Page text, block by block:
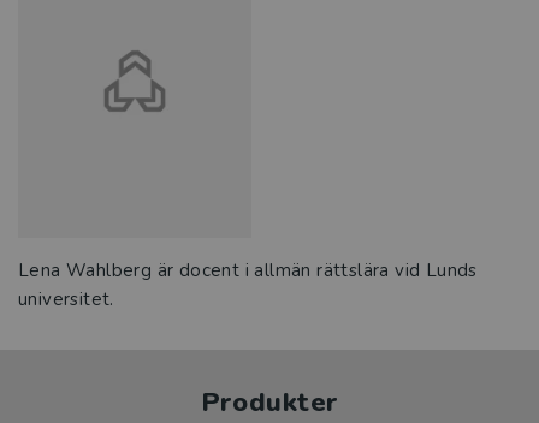
Lena Wahlberg är docent i allmän rättslära vid Lunds
universitet.
Produkter